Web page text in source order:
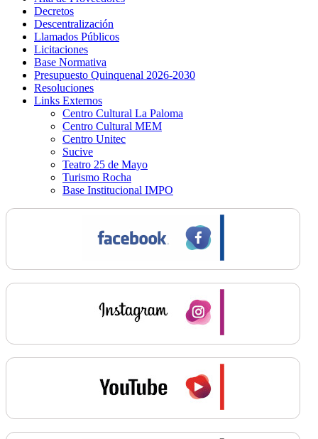
Decretos
Descentralización
Llamados Públicos
Licitaciones
Base Normativa
Presupuesto Quinquenal 2026-2030
Resoluciones
Links Externos
Centro Cultural La Paloma
Centro Cultural MEM
Centro Unitec
Sucive
Teatro 25 de Mayo
Turismo Rocha
Base Institucional IMPO